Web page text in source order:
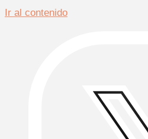
Ir al contenido